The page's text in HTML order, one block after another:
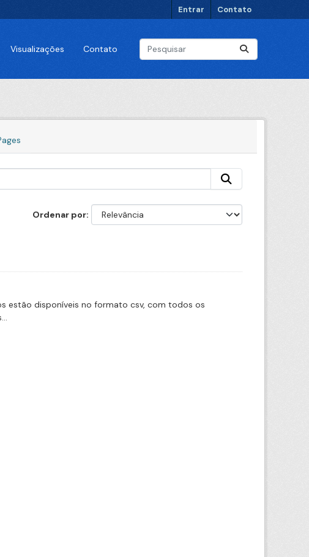
Entrar Contato
Visualizações Contato
Ordenar por
estão disponíveis no formato csv, com todos os